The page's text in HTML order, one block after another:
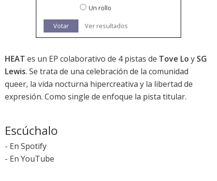
Un rollo
Votar Ver resultados
HEAT es un EP colaborativo de 4 pistas de Tove Lo y SG
Lewis. Se trata de una celebración de la comunidad
queer, la vida nocturna hipercreativa y la libertad de
expresión. Como single de enfoque la pista titular.
Escúchalo
- En Spotify
- En YouTube